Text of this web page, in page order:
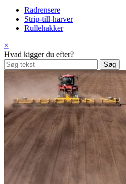
Radrensere
Strip-till-harver
Rullehakker
×
Hvad kigger du efter?